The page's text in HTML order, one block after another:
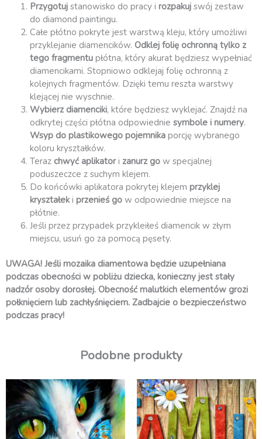
Przygotujstanowisko do pracy irozpakuj swój zestaw
do diamond paintingu.
Całe płótno pokryte jest warstwą kleju, który umożliwi
przyklejanie diamencików. Odklej folię ochronną tylko z
tego fragmentu płótna, który akurat będziesz wypełniać
diamencikami. Stopniowo odklejaj folię ochronną z
kolejnych fragmentów. Dzięki temu reszta warstwy
klejącej nie wyschnie.
Wybierz diamenciki, które będziesz wyklejać. Znajdź na
odkrytej części płótna odpowiedniesymbole i numery.
Wsyp do plastikowego pojemnika porcję wybranego
koloru kryształków.
Teraz chwyć aplikatori zanurz gow specjalnej
poduszeczce z suchym klejem.
Do końcówki aplikatora pokrytej klejemprzyklej
kryształekiprzenieś go w odpowiednie miejsce na
płótnie.
Jeśli przez przypadek przykleiłeś diamencik w złym
miejscu, usuń go za pomocą pęsety.
UWAGA! Jeśli mozaika diamentowa będzie uzupełniana
podczas obecności w pobliżu dziecka, konieczny jest stały
nadzór osoby dorosłej. Obecność malutkich elementów grozi
połknięciem lub zachłyśnięciem. Zadbajcie o bezpieczeństwo
podczas pracy!
Podobne produkty